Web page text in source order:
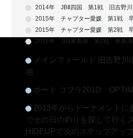
2014年 JBⅡ四国 第1戦 旧吉野
2015年 チャプター愛媛 第1戦
2015年 チャプター愛媛 第2戦
2015年 JBⅡ東条湖 第2戦 東条
メインフィールド 旧吉野川
池
ボート コブラ201D
2013年からトーナメントに
でその日の釣りを探して行く
HIDEUPで次のステップアッ